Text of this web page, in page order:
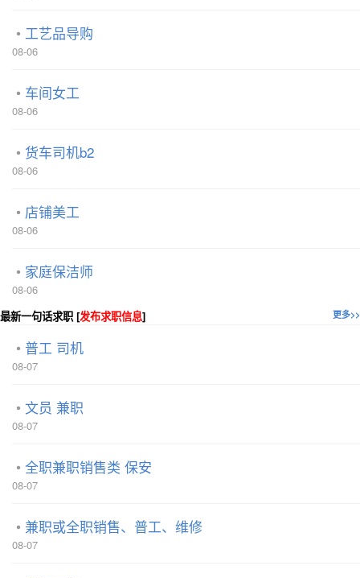
工艺品导购
08-06
车间女工
08-06
货车司机b2
08-06
店铺美工
08-06
家庭保洁师
08-06
更多>>
最新一句话求职 [发布求职信息]
普工 司机
08-07
文员 兼职
08-07
全职兼职销售类 保安
08-07
兼职或全职销售、普工、维修
08-07